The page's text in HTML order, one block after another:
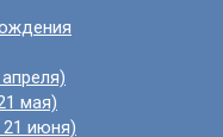
мая)
июня)